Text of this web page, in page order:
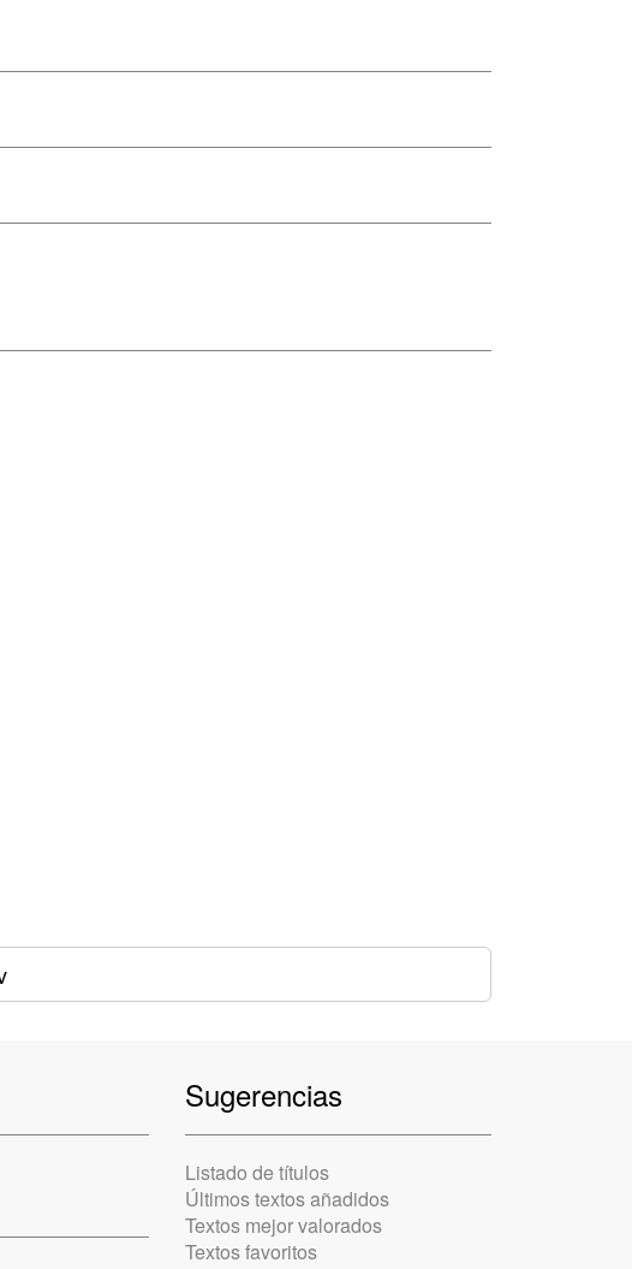
Sugerencias
Listado de títulos
Últimos textos añadidos
Textos mejor valorados
Textos favoritos